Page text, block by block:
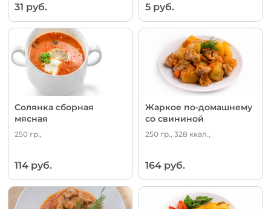
31 руб. 5 руб.
Солянка сборная
мясная
250 гр.,
114 руб.
Жаркое по-домашнему
со свининой
250 гр., 328 ккал.,
164 руб.